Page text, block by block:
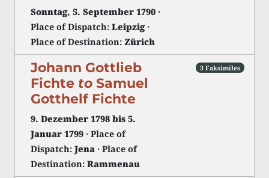
Sonntag, 5. September 1790 ·
Place of Dispatch: Leipzig·
Place of Destination: Zürich
Johann Gottlieb
Fichte to Samuel
Gotthelf Fichte
9. Dezember 1798 bis 5.
Januar 1799 · Place of
Dispatch: Jena · Place of
Destination: Rammenau
3 Faksimiles